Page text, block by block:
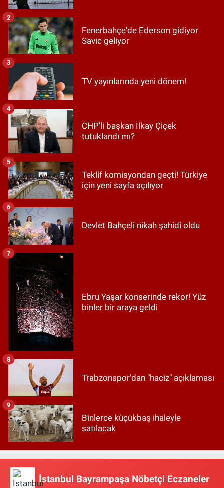
Fenerbahçe'de Ederson gidiyor
Savic geliyor
2
TV yayınlarında yeni dönem!
3
CHP'li başkan İlkay Çiçek
tutuklandı mı?
4
Teklif komisyondan geçti! Türkiye
için yeni sayfa açılıyor
5
Devlet Bahçeli nikah şahidi oldu
6
Ebru Yaşar konserinde rekor! Yüz
binler bir araya geldi
7
Trabzonspor'dan "haciz" açıklaması
8
Binlerce küçükbaş ihaleyle
satılacak
9
İstanbul Bayrampaşa Nöbetçi Eczaneler